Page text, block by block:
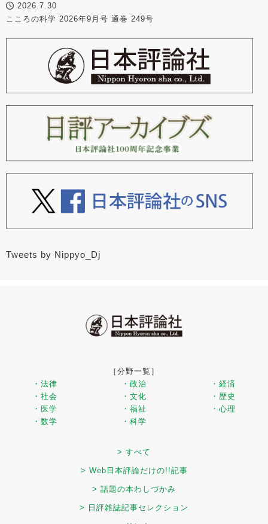
2026.7.30
こころの科学 2026年9月号 通巻 249号
Tweets by Nippyo_Dj
［分野一覧］
・法律
・政治
・経済
・社会
・文化
・歴史
・医学
・福祉
・心理
・数学
・科学
> すべて
> Web日本評論だけの!!記事
> 話題の本わしづかみ
> 日評雑誌記事セレクション